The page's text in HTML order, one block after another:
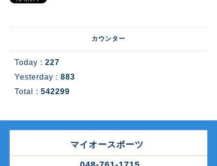
カウンター
Today : 227
Yesterday : 883
Total : 542299
マイオースポーツ